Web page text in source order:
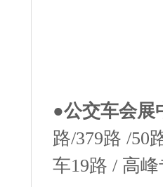
●公交车会展
路/379路 /50
车19路 / 高